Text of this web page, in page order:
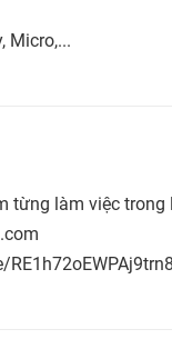
Micro,...
từng làm việc trong